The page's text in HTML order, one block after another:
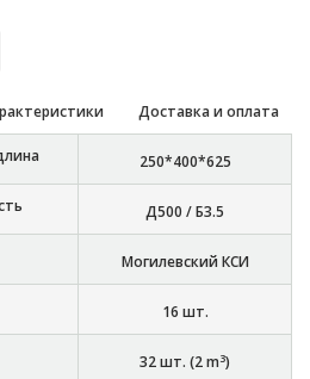
Доставка и оплата
250*400*625
Д500 / Б3.5
Могилевский КСИ
16 шт.
32шт. (2m3)